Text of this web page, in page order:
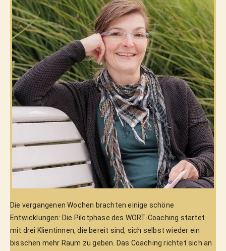
Die vergangenen Wochen brachten einige schöne
Entwicklungen: Die Pilotphase des WORT-Coaching startet
mit drei Klientinnen, die bereit sind, sich selbst wieder ein
bisschen mehr Raum zu geben. Das Coaching richtet sich an